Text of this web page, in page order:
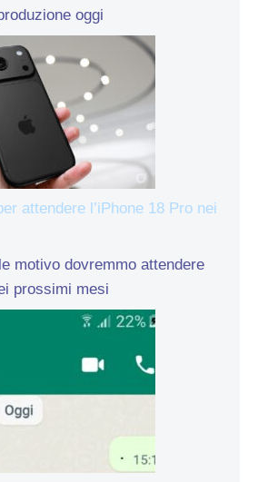
oggi
attendere l’iPhone 18 Pro nei
motivo dovremmo attendere
prossimi mesi